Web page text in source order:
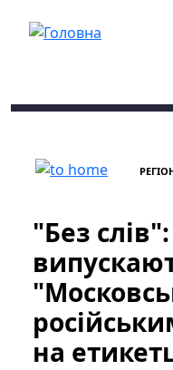
"Без
на